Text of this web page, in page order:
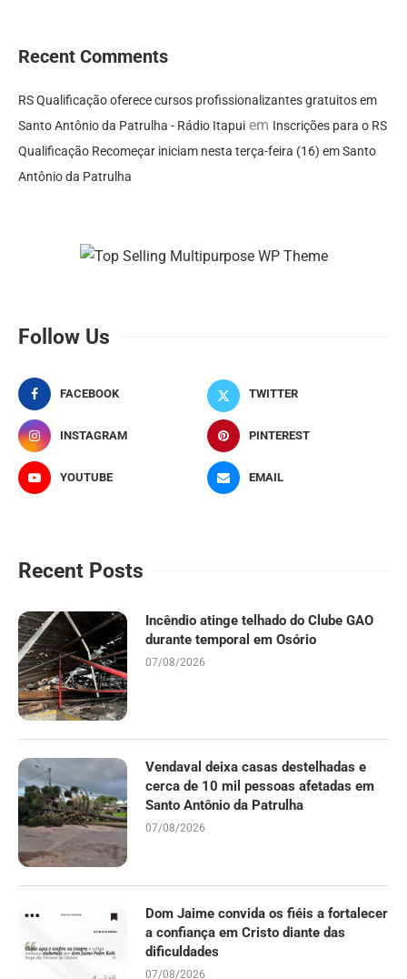
Recent Comments
RS Qualificação oferece cursos profissionalizantes gratuitos em
Santo Antônio da Patrulha - Rádio Itapui em Inscrições para o RS
Qualificação Recomeçar iniciam nesta terça-feira (16) em Santo
Antônio da Patrulha
Follow Us
FACEBOOK TWITTER
INSTAGRAM PINTEREST
YOUTUBE EMAIL
Recent Posts
Incêndio atinge telhado do Clube GAO
durante temporal em Osório
07/08/2026
Vendaval deixa casas destelhadas e
cerca de 10 mil pessoas afetadas em
Santo Antônio da Patrulha
07/08/2026
Dom Jaime convida os fiéis a fortalecer
a confiança em Cristo diante das
dificuldades
07/08/2026